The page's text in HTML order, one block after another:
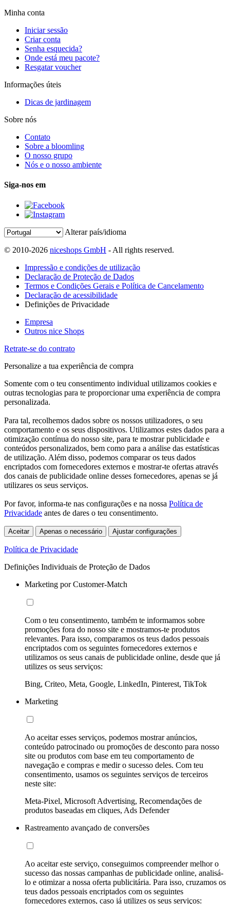
Minha conta
Iniciar sessão
Criar conta
Senha esquecida?
Onde está meu pacote?
Resgatar voucher
Informações úteis
Dicas de jardinagem
Sobre nós
Contato
Sobre a bloomling
O nosso grupo
Nós e o nosso ambiente
Siga-nos em
Alterar país/idioma
© 2010-2026 niceshops GmbH - All rights reserved.
Impressão e condições de utilização
Declaração de Proteção de Dados
Termos e Condições Gerais e Política de Cancelamento
Declaração de acessibilidade
Definições de Privacidade
Empresa
Outros nice Shops
Retrate-se do contrato
Personalize a tua experiência de compra
Somente com o teu consentimento individual utilizamos cookies e
outras tecnologias para te proporcionar uma experiência de compra
personalizada.
Para tal, recolhemos dados sobre os nossos utilizadores, o seu
comportamento e os seus dispositivos. Utilizamos estes dados para a
otimização contínua do nosso site, para te mostrar publicidade e
conteúdos personalizados, bem como para a análise das estatísticas
de utilização. Além disso, podemos comparar os teus dados
encriptados com fornecedores externos e mostrar-te ofertas através
dos canais de publicidade online desses fornecedores, apenas se já
utilizares os seus serviços.
Por favor, informa-te nas configurações e na nossa Política de
Privacidade antes de dares o teu consentimento.
Aceitar Apenas o necessário Ajustar configurações
Política de Privacidade
Definições Individuais de Proteção de Dados
Marketing por Customer-Match
Com o teu consentimento, também te informamos sobre
promoções fora do nosso site e mostramos-te produtos
relevantes. Para isso, comparamos os teus dados pessoais
encriptados com os seguintes fornecedores externos e
utilizamos os seus canais de publicidade online, desde que já
utilizes os seus serviços:
Bing, Criteo, Meta, Google, LinkedIn, Pinterest, TikTok
Marketing
Ao aceitar esses serviços, podemos mostrar anúncios,
conteúdo patrocinado ou promoções de desconto para nosso
site ou produtos com base em teu comportamento de
navegação e compras e medir o sucesso deles. Com teu
consentimento, usamos os seguintes serviços de terceiros
neste site:
Meta-Pixel, Microsoft Advertising, Recomendações de
produtos baseadas em cliques, Ads Defender
Rastreamento avançado de conversões
Ao aceitar este serviço, conseguimos compreender melhor o
sucesso das nossas campanhas de publicidade online, analisá-
lo e otimizar a nossa oferta publicitária. Para isso, cruzamos os
teus dados pessoais encriptados com os seguintes
fornecedores externos, caso já utilizes os seus serviços: